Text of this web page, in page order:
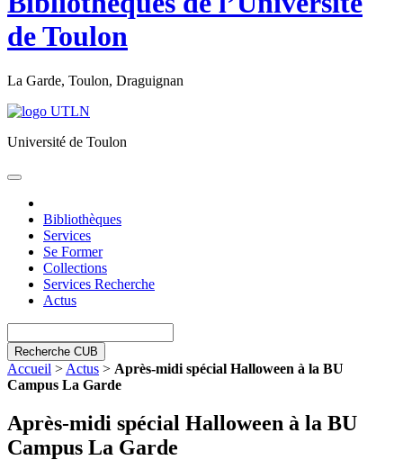
de Toulon
La Garde, Toulon, Draguignan
Université de Toulon
Toggle
Bibliothèques
Services
Se Former
Collections
Services Recherche
Actus
Recherche CUB
Accueil > Actus > Après-midi spécial Halloween à la BU
Campus La Garde
Après-midi spécial Halloween à la BU
Campus La Garde